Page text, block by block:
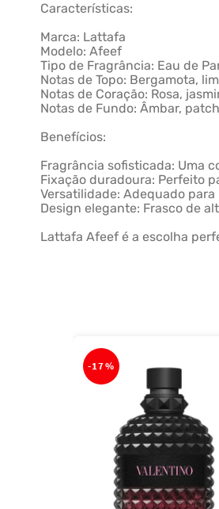
Características:
Marca: Lattafa
Modelo: Afeef
Tipo de Fragrância: Eau de
Notas de Topo: Bergamota,
Notas de Coração: Rosa,
Notas de Fundo: Âmbar,
Benefícios:
Fragrância sofisticada: Uma
Fixação duradoura: Perfeito
Versatilidade: Adequado
Design elegante: Frasco de
Lattafa Afeef é a escolha
-17%